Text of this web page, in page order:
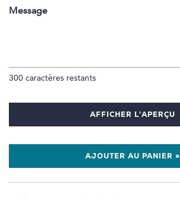
Message
300 caractères restants
AFFICHER L'APERÇU
AJOUTER AU PANIER »